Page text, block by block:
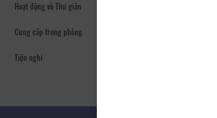
Hoạt động và Thư giãn
Cung cấp trong phòng
Tiện nghi